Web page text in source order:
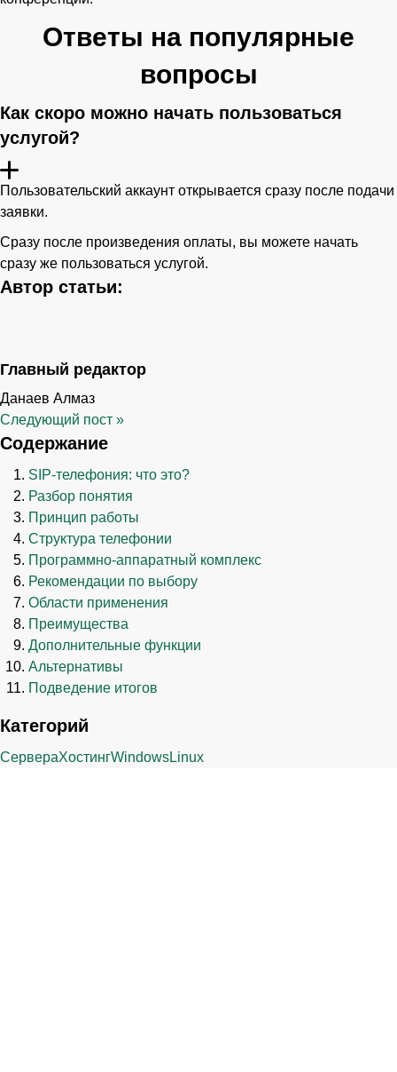
Ответы на популярные
вопросы
Как скоро можно начать пользоваться
услугой?
Пользовательский аккаунт открывается сразу после подачи
заявки.
Сразу после произведения оплаты, вы можете начать
сразу же пользоваться услугой.
Автор статьи:
Главный редактор
Данаев Алмаз
Следующий пост »
Содержание
SIP-телефония: что это?
Разбор понятия
Принцип работы
Структура телефонии
Программно-аппаратный комплекс
Рекомендации по выбору
Области применения
Преимущества
Дополнительные функции
Альтернативы
Подведение итогов
Категорий
СервераХостингWindowsLinux